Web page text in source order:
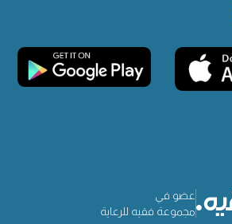
عضو في
مجموعة فقيه للرعاية